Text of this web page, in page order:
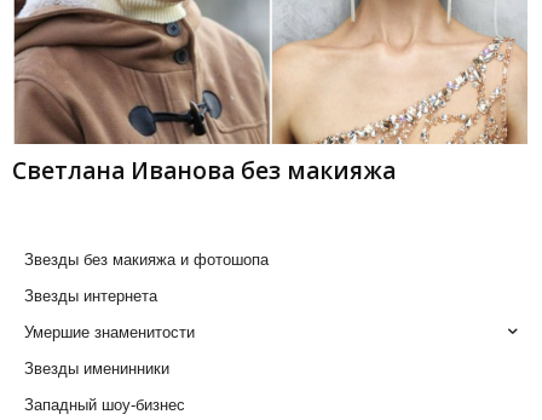
Светлана Иванова без макияжа
Звезды без макияжа и фотошопа
Звезды интернета
Умершие знаменитости
Звезды именинники
Западный шоу-бизнес